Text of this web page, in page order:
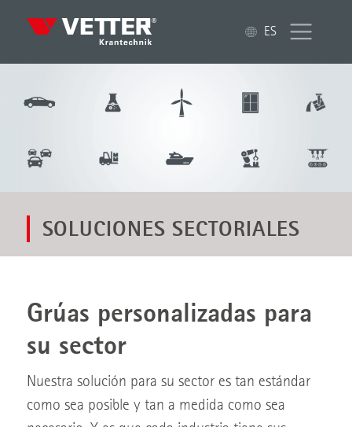
ES
SOLUCIONES SECTORIALES
Grúas personalizadas para
su sector
Nuestra solución para su sector es tan estándar
como sea posible y tan a medida como sea